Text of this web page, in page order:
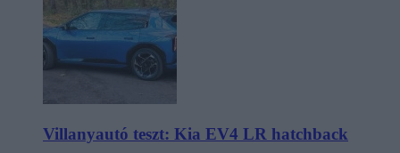
Villanyautó teszt: Kia EV4 LR hatchback